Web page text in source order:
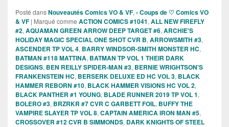
Posté dansNouveautés Comics VO & VF, › Coups de ♡ Comics VO
& VF | Marqué comme ACTION COMICS #1041, ALL NEW FIREFLY
#2, AQUAMAN GREEN ARROW DEEP TARGET #6, ARCHIE'S
HOLIDAY MAGIC SPECIAL ONE SHOT CVR B, ARROWSMITH #3,
ASCENDER TP VOL 4, BARRY WINDSOR-SMITH MONSTER HC,
BATMAN #118 MATTINA, BATMAN TP VOL 1 THEIR DARK
DESIGNS, BEN REILLY SPIDER-MAN #3, BERNIE WRIGHTSON'S
FRANKENSTEIN HC, BERSERK DELUXE ED HC VOL 3, BLACK
HAMMER REBORN #10, BLACK HAMMER VISIONS HC VOL 2,
BLACK PANTHER #1 YOUNG, BLADE RUNNER 2019 TP VOL 1,
BOLERO #3, BRZRKR #7 CVR C GARBETT FOIL, BUFFY THE
VAMPIRE SLAYER TP VOL 8, CAPTAIN AMERICA IRON MAN #5,
CROSSOVER #12 CVR B SIMMONDS, DARK KNIGHTS OF STEEL